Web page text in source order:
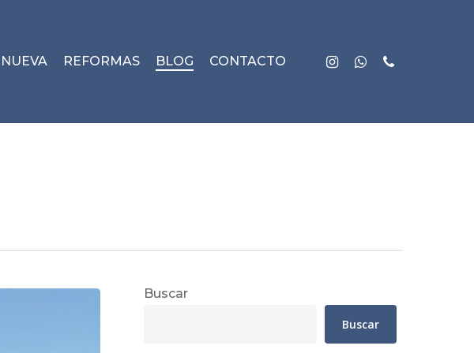
REFORMAS BLOG CONTACTO instagramwhatsapp
phone
Buscar
Buscar